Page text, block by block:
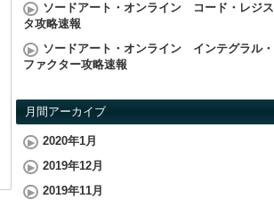
ソードアート・オンライン コード・レジス
タ攻略速報
ソードアート・オンライン インテグラル・
ファクター攻略速報
月間アーカイブ
2020年1月
2019年12月
2019年11月